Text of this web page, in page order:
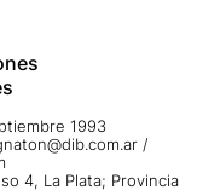
1993
/
4, La Plata; Provincia